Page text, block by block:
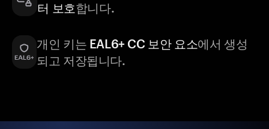
터 보호합니다.
개인 키는 EAL6+ CC 보안 요소에서 생성
되고 저장됩니다.